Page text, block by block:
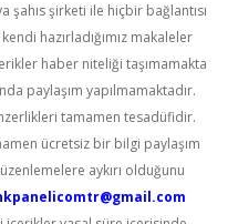
şirketi ile hiçbir bağlantısı
hazırladığımız makaleler
haber niteliği taşımamakta
paylaşım yapılmamaktadır.
tamamen tesadüfidir.
ücretsiz bir bilgi paylaşım
aykırı olduğunu